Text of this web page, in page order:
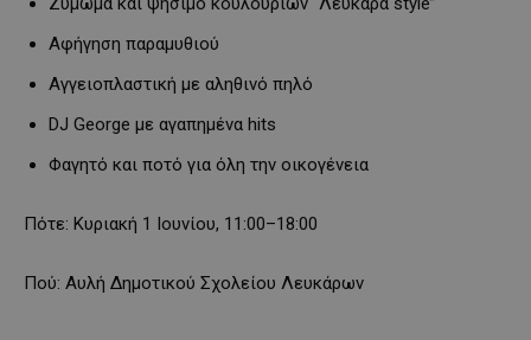
Αφήγηση παραμυθιού
Αγγειοπλαστική με αληθινό πηλό
DJ George με αγαπημένα hits
Φαγητό και ποτό για όλη την οικογένεια
Πότε: Κυριακή 1 Ιουνίου, 11:00–18:00
Πού: Αυλή Δημοτικού Σχολείου Λευκάρων